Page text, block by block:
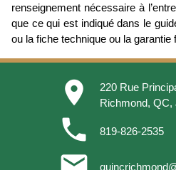
renseignement nécessaire à
que ce qui est indiqué dans le
ou la fiche technique ou la garantie
place
220 Rue
Richmond, QC,
phone 819-826-2535